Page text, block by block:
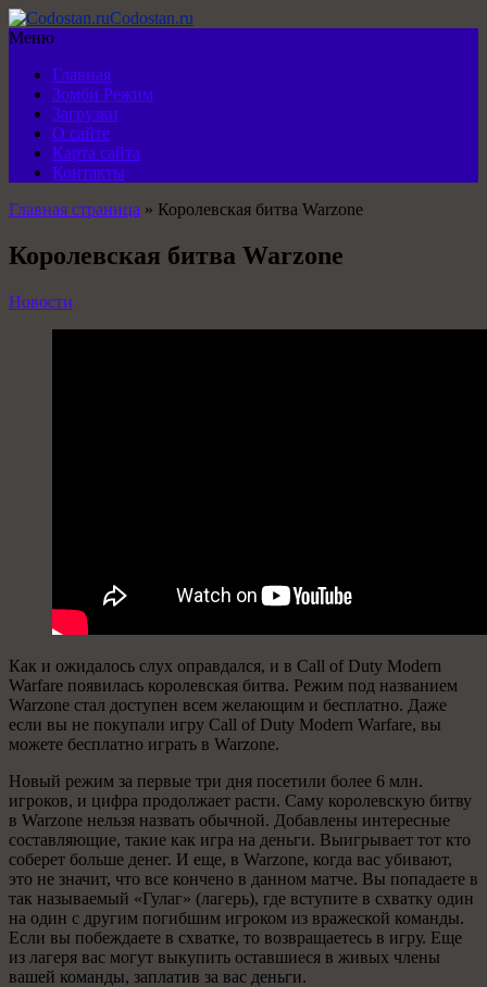
Codostan.ru
Меню
Главная
Зомби Режим
Загрузки
О сайте
Карта сайта
Контакты
Главная страница » Королевская битва Warzone
Королевская битва Warzone
Новости
Как и ожидалось слух оправдался, и в Call of Duty Modern
Warfare появилась королевская битва. Режим под названием
Warzone стал доступен всем желающим и бесплатно. Даже
если вы не покупали игру Call of Duty Modern Warfare, вы
можете бесплатно играть в Warzone.
Новый режим за первые три дня посетили более 6 млн.
игроков, и цифра продолжает расти. Саму королевскую битву
в Warzone нельзя назвать обычной. Добавлены интересные
составляющие, такие как игра на деньги. Выигрывает тот кто
соберет больше денег. И еще, в Warzone, когда вас убивают,
это не значит, что все кончено в данном матче. Вы попадаете в
так называемый «Гулаг» (лагерь), где вступите в схватку один
на один с другим погибшим игроком из вражеской команды.
Если вы побеждаете в схватке, то возвращаетесь в игру. Еще
из лагеря вас могут выкупить оставшиеся в живых члены
вашей команды, заплатив за вас деньги.